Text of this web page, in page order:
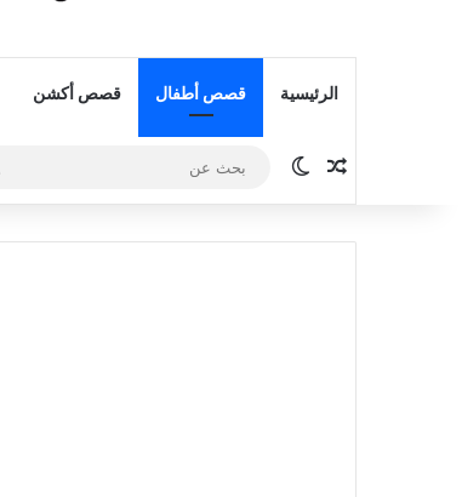
الرئيسية قصص أطفال قصص أكشن
مقال عشوائي
الوضع المظلم